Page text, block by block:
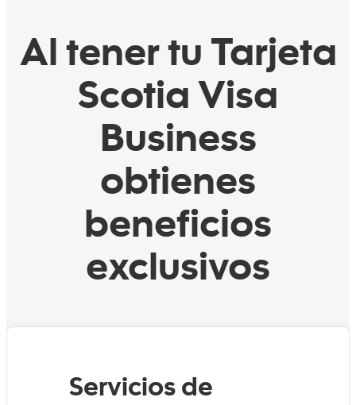
Al tener tu Tarjeta
Scotia Visa
Business
obtienes
beneficios
exclusivos
Servicios de